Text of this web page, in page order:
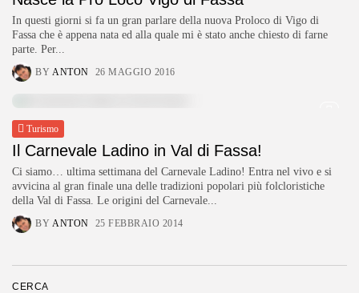
In questi giorni si fa un gran parlare della nuova Proloco di Vigo di
Fassa che è appena nata ed alla quale mi è stato anche chiesto di farne
parte. Per...
BY ANTON 26 MAGGIO 2016
Turismo
Il Carnevale Ladino in Val di Fassa!
Ci siamo… ultima settimana del Carnevale Ladino! Entra nel vivo e si
avvicina al gran finale una delle tradizioni popolari più folcloristiche
della Val di Fassa. Le origini del Carnevale...
BY ANTON 25 FEBBRAIO 2014
CERCA